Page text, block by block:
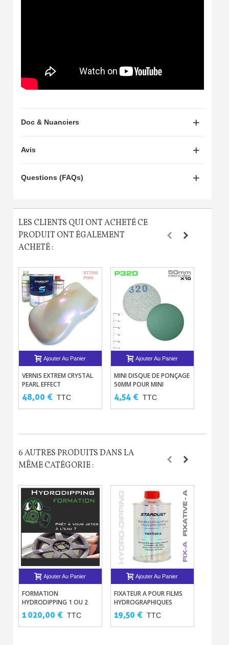
Doc & Nuanciers
Avis
Questions (FAQs)
LES CLIENTS QUI ONT ACHETÉ CE
PRODUIT ONT ÉGALEMENT
ACHETÉ :
Ajouter Au Panier
VERNIS EXTREM CRYSTAL
PEARL EFFECT
48,00 € TTC
Ajouter Au Panier
MINI DISQUE DE PONÇAGE
50MM POUR MINI
PONÇEUSE
4,54 € TTC
6 AUTRES PRODUITS DANS LA
MÊME CATÉGORIE :
Ajouter Au Panier
FORMATION
HYDRODIPPING 1 OU 2
JOURS - TECHNIQUE
COMPLÈTE DE
L'HYDROGRAPHIE
1 020,00 € TTC
Ajouter Au Panier
FIXATEUR A POUR FILMS
HYDROGRAPHIQUES
VIERGES
19,50 € TTC